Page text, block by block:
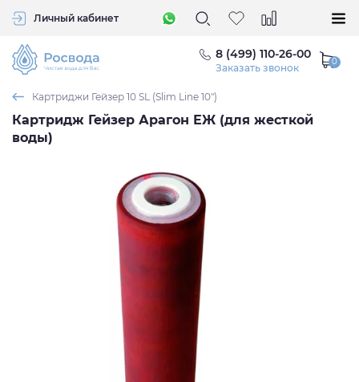
Личный кабинет
8 (499) 110-26-00
Заказать звонок
Картриджи Гейзер 10 SL (Slim Line 10")
Картридж Гейзер Арагон ЕЖ (для жесткой
воды)